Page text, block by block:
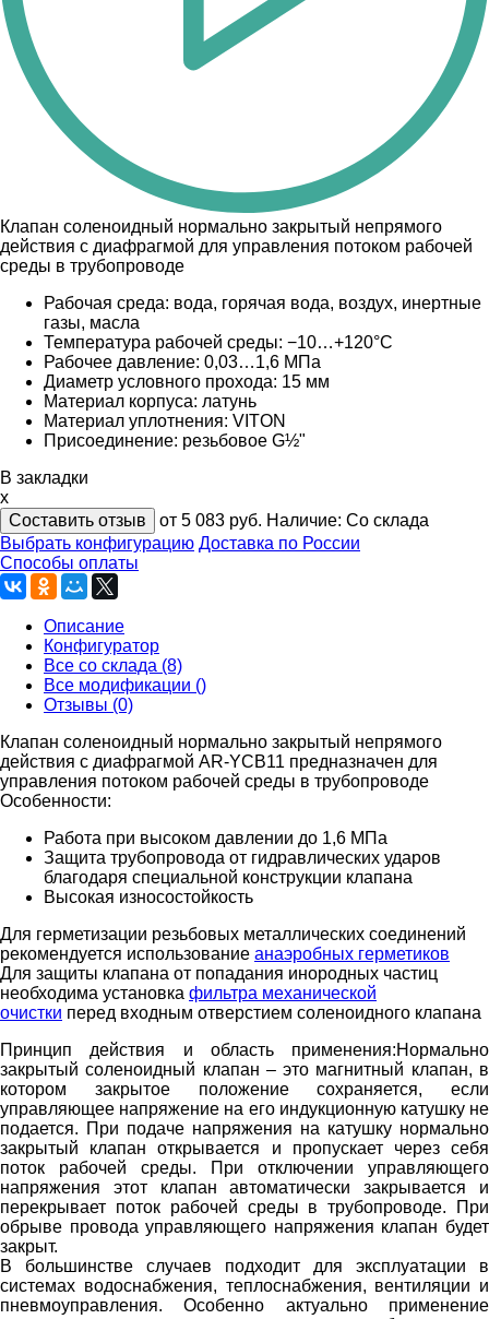
Клапан соленоидный нормально закрытый непрямого
действия с диафрагмой для управления потоком рабочей
среды в трубопроводе
Рабочая среда: вода, горячая вода, воздух, инертные
газы, масла
Температура рабочей среды: −10…+120°C
Рабочее давление: 0,03…1,6 МПа
Диаметр условного прохода: 15 мм
Материал корпуса: латунь
Материал уплотнения: VITON
Присоединение: резьбовое G½"
В закладки
x
Составить отзыв
от 5 083 руб. Наличие: Со склада
Выбрать конфигурацию Доставка по России
Способы оплаты
Описание
Конфигуратор
Все со склада (8)
Все модификации ()
Отзывы (0)
Клапан соленоидный нормально закрытый непрямого
действия с диафрагмой AR-YCB11 предназначен для
управления потоком рабочей среды в трубопроводе
Особенности:
Работа при высоком давлении до 1,6 МПа
Защита трубопровода от гидравлических ударов
благодаря специальной конструкции клапана
Высокая износостойкость
Для герметизации резьбовых металлических соединений
рекомендуется использование анаэробных герметиков
Для защиты клапана от попадания инородных частиц
необходима установка фильтра механической
очистки перед входным отверстием соленоидного клапана
Принцип действия и область применения:Нормально
закрытый соленоидный клапан – это магнитный клапан, в
котором закрытое положение сохраняется, если
управляющее напряжение на его индукционную катушку не
подается. При подаче напряжения на катушку нормально
закрытый клапан открывается и пропускает через себя
поток рабочей среды. При отключении управляющего
напряжения этот клапан автоматически закрывается и
перекрывает поток рабочей среды в трубопроводе. При
обрыве провода управляющего напряжения клапан будет
закрыт.
В большинстве случаев подходит для эксплуатации в
системах водоснабжения, теплоснабжения, вентиляции и
пневмоуправления. Особенно актуально применение